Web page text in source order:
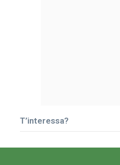
T’interessa?